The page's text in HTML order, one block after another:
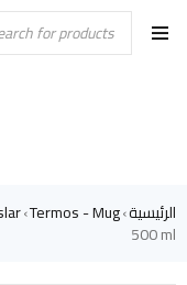
الرئيسية›
Termos - Mug
›
500 ml